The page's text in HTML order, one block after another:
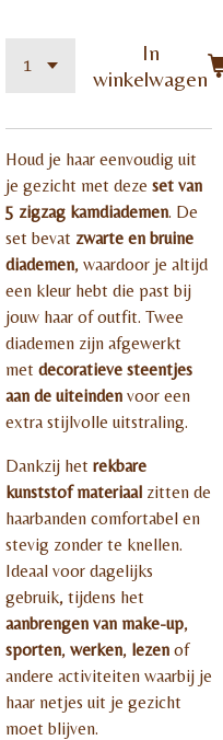
In
winkelwagen
Houd je haar eenvoudig uit
je gezicht met deze set van
5 zigzag kamdiademen. De
set bevat zwarte en bruine
diademen, waardoor je altijd
een kleur hebt die past bij
jouw haar of outfit. Twee
diademen zijn afgewerkt
met decoratieve steentjes
aan de uiteinden voor een
extra stijlvolle uitstraling.
Dankzij het rekbare
kunststof materiaal zitten de
haarbanden comfortabel en
stevig zonder te knellen.
Ideaal voor dagelijks
gebruik, tijdens het
aanbrengen van make-up,
sporten, werken, lezen of
andere activiteiten waarbij je
haar netjes uit je gezicht
moet blijven.